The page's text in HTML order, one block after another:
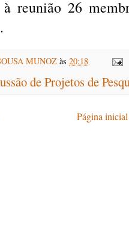
à reunião 26
MUNOZ às 20:18
de Projetos de
Página inicial